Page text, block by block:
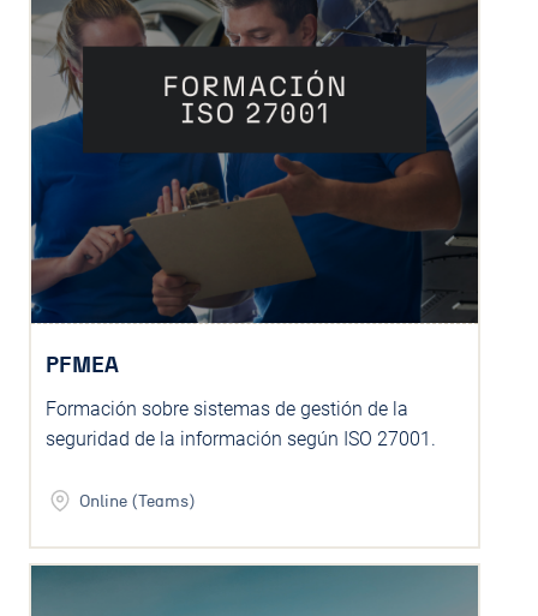
PFMEA
Formación sobre sistemas de gestión de la
seguridad de la información según ISO 27001.
Online (Teams)